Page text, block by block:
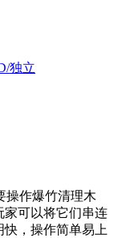
独立
操作爆竹清理木
家可以将它们串连
，操作简单易上